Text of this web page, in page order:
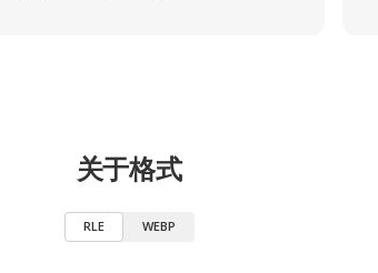
关于格式
RLE WEBP